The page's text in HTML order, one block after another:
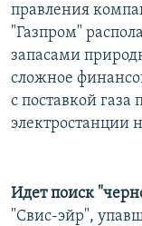
правления
"Газпром"
запасами
сложное
с поставкой газа
электростанции
Идет поиск
"Свис-эйр",